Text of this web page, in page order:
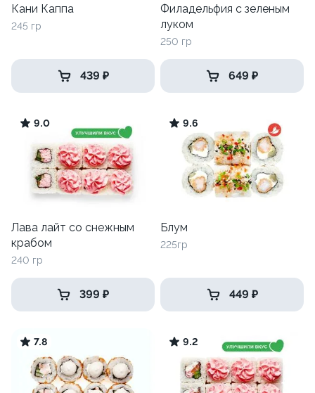
Кани Каппа
245 гр
439 ₽
Филадельфия с зеленым
луком
250 гр
649 ₽
9.0
Лава лайт со снежным
крабом
240 гр
399 ₽
9.6
Блум
225гр
449 ₽
7.8 9.2